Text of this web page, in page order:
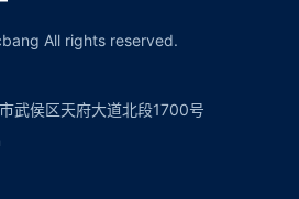
All rights reserved.
武侯区天府大道北段1700号